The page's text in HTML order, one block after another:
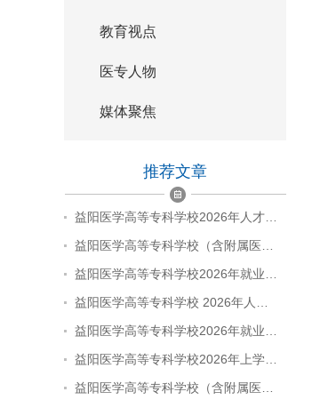
教育视点
医专人物
媒体聚焦
推荐文章
益阳医学高等专科学校2026年人才…
益阳医学高等专科学校（含附属医…
益阳医学高等专科学校2026年就业…
益阳医学高等专科学校 2026年人…
益阳医学高等专科学校2026年就业…
益阳医学高等专科学校2026年上学…
益阳医学高等专科学校（含附属医…